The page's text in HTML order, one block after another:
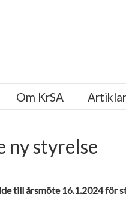
Om KrSA
ny styrelse
till årsmöte 16.1.2024 för